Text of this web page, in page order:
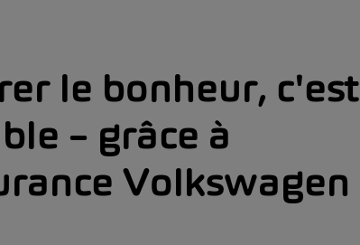
le bonheur, c'est
– grâce à
Volkswagen